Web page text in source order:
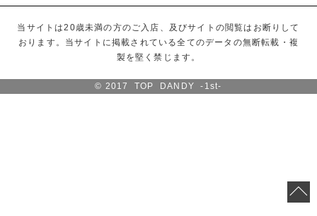
当サイトは20歳未満の方のご入店、及びサイトの閲覧はお断りして
おります。 当サイトに掲載されている全てのデータの無断転載・複
製を堅く禁じます。
© 2017TOP DANDY -1st-